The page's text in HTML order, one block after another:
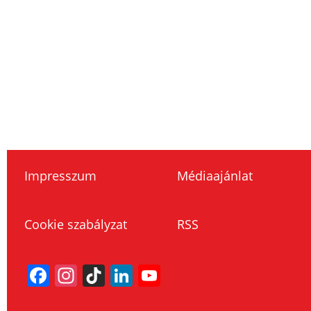
Impresszum Médiaajánlat
Cookie szabályzat RSS
Facebook
Instagram
TikTokLinkedIn